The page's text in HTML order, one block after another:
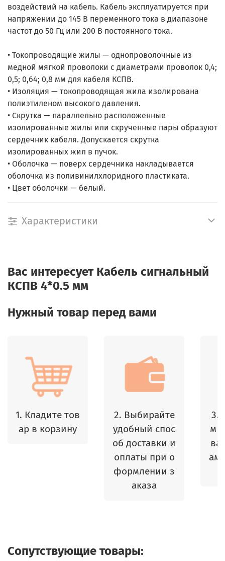
воздействий на кабель. Кабель эксплуатируется при
напряжении до 145 В переменного тока в диапазоне
частот до 50 Гц или 200 В постоянного тока.
• Токопроводящие жилы — однопроволочные из
медной мягкой проволоки с диаметрами проволок 0,4;
0,5; 0,64; 0,8 мм для кабеля КСПВ.
• Изоляция — токопроводящая жила изолирована
полиэтиленом высокого давления.
• Скрутка — параллельно расположенные
изолированные жилы или скрученные пары образуют
сердечник кабеля. Допускается скрутка
изолированных жил в пучок.
• Оболочка — поверх сердечника накладывается
оболочка из поливинилхлоридного пластиката.
• Цвет оболочки — белый.
Характеристики
Вас интересует Кабель сигнальный
КСПВ 4*0.5 мм
Нужный товар перед вами
1. Кладите тов
ар в корзину
2. Выбирайте
удобный спос
об доставки и
оплаты при о
формлении з
аказа
3.
м
Сопутствующие товары: